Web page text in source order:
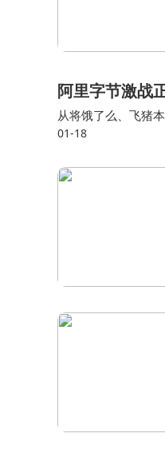
阿里字节激战
从将饿了么、飞猪
员体系，彻底打通
01-18